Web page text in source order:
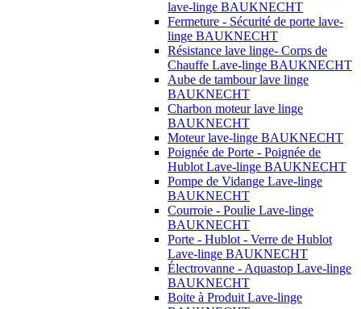
lave-linge BAUKNECHT
Fermeture - Sécurité de porte lave-
linge BAUKNECHT
Résistance lave linge- Corps de
Chauffe Lave-linge BAUKNECHT
Aube de tambour lave linge
BAUKNECHT
Charbon moteur lave linge
BAUKNECHT
Moteur lave-linge BAUKNECHT
Poignée de Porte - Poignée de
Hublot Lave-linge BAUKNECHT
Pompe de Vidange Lave-linge
BAUKNECHT
Courroie - Poulie Lave-linge
BAUKNECHT
Porte - Hublot - Verre de Hublot
Lave-linge BAUKNECHT
Électrovanne - Aquastop Lave-linge
BAUKNECHT
Boite à Produit Lave-linge